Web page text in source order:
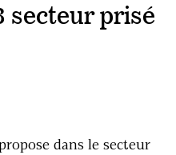
secteur prisé
dans le secteur